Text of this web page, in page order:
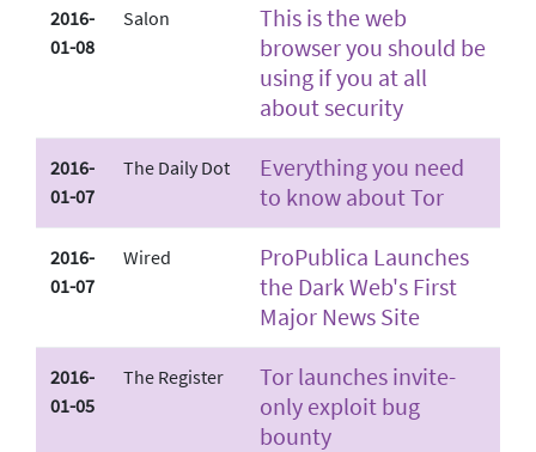
2016-
01-08
Salon
This is the web
browser you should be
using if you at all
about security
2016-
01-07
The Daily Dot
Everything you need
to know about Tor
2016-
01-07
Wired
ProPublica Launches
the Dark Web's First
Major News Site
2016-
01-05
The Register
Tor launches invite­
only exploit bug
bounty